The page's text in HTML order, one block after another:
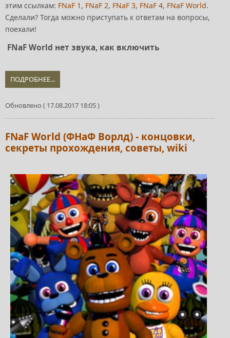
этим ссылкам: FNaF 1 , FNaF 2, FNaF 3, FNaF 4, FNaF World.
Сделали? Тогда можно приступать к ответам на вопросы,
поехали!
FNaF World нет звука, как включить
ПОДРОБНЕЕ...
Обновлено ( 17.08.2017 18:05 )
FNaF World (ФНаФ Ворлд) - концовки,
секреты прохождения, советы, wiki